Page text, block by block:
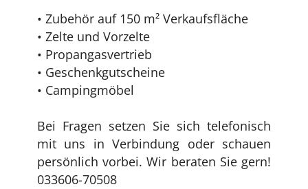
• Zubehör auf 150 m² Verkaufsfläche
• Zelte und Vorzelte
• Propangasvertrieb
• Geschenkgutscheine
• Campingmöbel
Bei Fragen setzen Sie sich telefonisch
mit uns in Verbindung oder schauen
persönlich vorbei. Wir beraten Sie gern!
033606-70508